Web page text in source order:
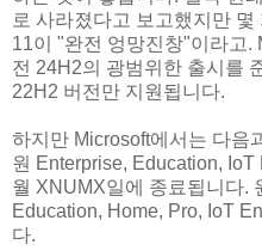
로 사라졌다고 보고했지만
11이 "완전 엉망진창"이라고.
전 24H2의 광범위한 출시를
22H2 버전만 지원됩니다.
하지만 Microsoft에서는 다음
원 Enterprise, Education,
월 XNUMX일에 종료됩니다.
Education, Home, Pro, IoT
다.